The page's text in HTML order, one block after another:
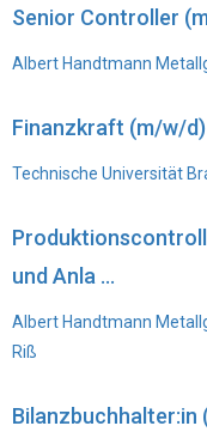
Senior Controller
Albert Handtmann
Finanzkraft (m/w/d)
Technische Universität
und Anla ...
Albert Handtmann
Riß
Bilanzbuchhalter:in